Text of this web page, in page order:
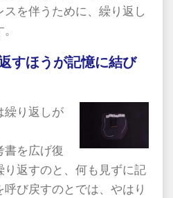
を伴うために、繰り返し
すほうが記憶に結び
繰り返しが
書を広げ復
り返すのと、何も見ずに記
び戻すのとでは、やはり